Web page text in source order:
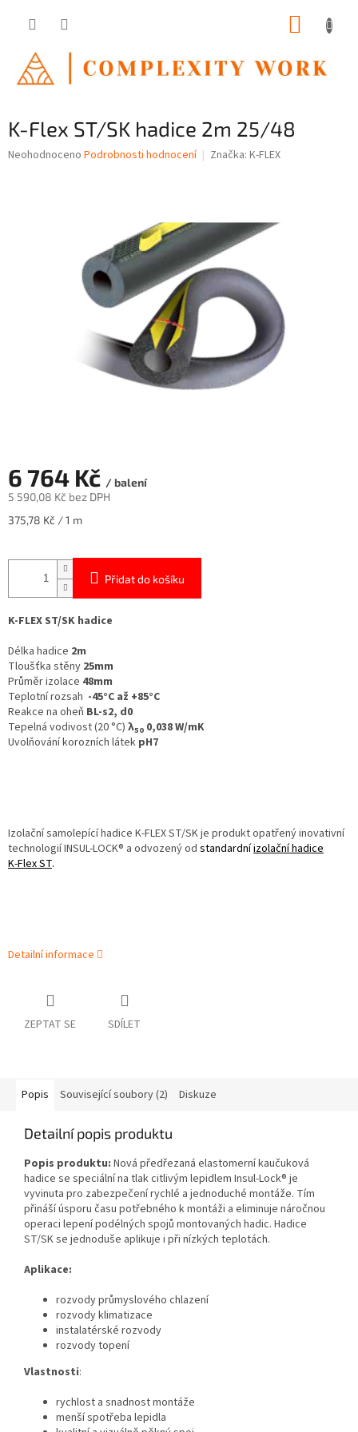
K-Flex ST/SK hadice 2m 25/48
Průměrné
Neohodnoceno Podrobnosti hodnocení Značka: K-FLEX
6 764 Kč / balení
5 590,08 Kč bez DPH
Měrná
375,78 Kč / 1 m
Přidat do košíku
K-FLEX ST/SK hadice
Délka hadice 2m
Tloušťka stěny 25mm
Průměr izolace 48mm
Teplotní rozsah -45°C až +85°C
Reakce na oheň BL-s2, d0
Tepelná vodivost (20 °C) λ50 0,038 W/mK
Uvolňování korozních látek pH7
Izolační samolepící hadice K‑FLEX ST/SK je produkt opatřený inovativní
technologií INSUL-LOCK® a odvozený od standardníizolační hadice
K‑Flex ST.
Detailní informace
ZEPTAT SE SDÍLET
Popis Související soubory (2) Diskuze
Detailní popis produktu
Popis produktu: Nová předřezaná elastomerní kaučuková
hadice se speciální na tlak citlivým lepidlem Insul-Lock® je
vyvinuta pro zabezpečení rychlé a jednoduché montáže. Tím
přináší úsporu času potřebného k montáži a eliminuje náročnou
operaci lepení podélných spojů montovaných hadic. Hadice
ST/SK se jednoduše aplikuje i při nízkých teplotách.
Aplikace:
rozvody průmyslového chlazení
rozvody klimatizace
instalatérské rozvody
rozvody topení
Vlastnosti:
rychlost a snadnost montáže
menší spotřeba lepidla